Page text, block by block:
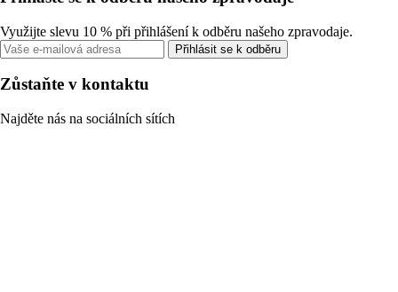
Využijte slevu 10 % při přihlášení k odběru našeho zpravodaje.
Přihlásit se k odběru
Zůstaňte v kontaktu
Najděte nás na sociálních sítích